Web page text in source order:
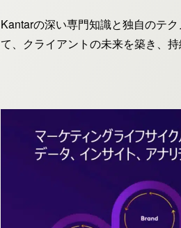
Kantarの深い専門知識と独自のテ
て、クライアントの未来を築き、